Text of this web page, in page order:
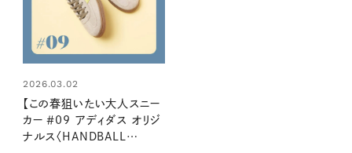
2026.03.02
【この春狙いたい大人スニー
カー ＃09 アディダス オリジ
ナルス〈HANDBALL